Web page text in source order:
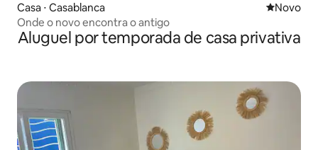
Casa ⋅ Casablanca Novo
Novo
Onde o novo encontra o antigo
Aluguel por temporada de casa privativa